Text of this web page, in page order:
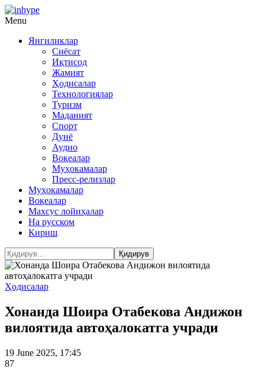
Menu
Янгиликлар
Сиёсат
Иқтисод
Жамият
Ҳодисалар
Технологиялар
Туризм
Маданият
Спорт
Дунё
Аудио
Воқеалар
Муҳокамалар
Пресс-релизлар
Муҳокамалар
Воқеалар
Махсус лойиҳалар
На русском
Кириш
Ҳодисалар
Хонанда Шоира Отабекова Андижон
вилоятида автоҳалокатга учради
19 June 2025, 17:45
87